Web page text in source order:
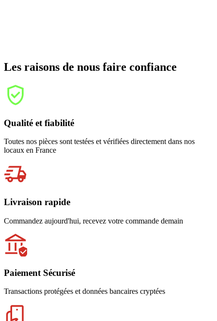
Les raisons de nous faire confiance
Qualité et fiabilité
Toutes nos pièces sont testées et vérifiées directement dans nos
locaux en France
Livraison rapide
Commandez aujourd'hui, recevez votre commande demain
Paiement Sécurisé
Transactions protégées et données bancaires cryptées